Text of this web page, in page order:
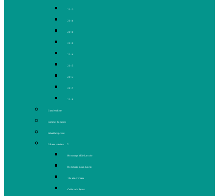
2010
2011
2012
2013
2014
2015
2016
2017
2018
Gaz de schiste
Femmes de parole
Liberté de presse
Cahiers spéciaux
Hommage à Élie Laroche
Hommage à Jean Laurin
10e anniversaire
Cahiers du Japon